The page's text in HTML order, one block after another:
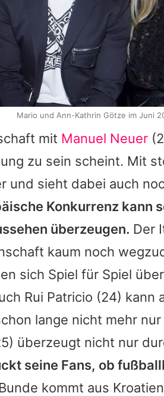
mit Manuel Neuer
zu sein scheint. Mit
und sieht dabei auch
Konkurrenz kann
überzeugen. Der
kaum noch
sich Spiel für Spiel
Rui Patricio (24) kann
lange nicht mehr
überzeugt nicht nur
seine Fans, ob
kommt aus
Mario und Ann-Kathrin Götze im Juni